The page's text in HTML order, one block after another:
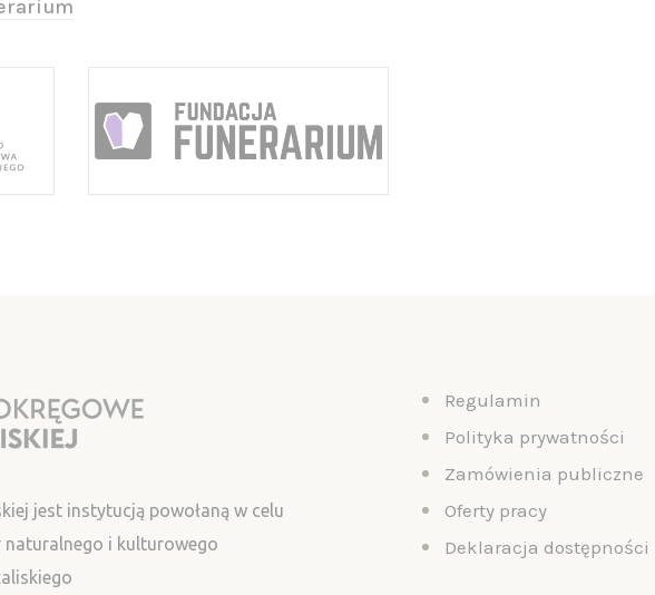
jest instytucją powołaną w celu
naturalnego i kulturowego
Regulamin
Polityka prywatności
Zamówienia publiczne
Oferty pracy
Deklaracja dostępności